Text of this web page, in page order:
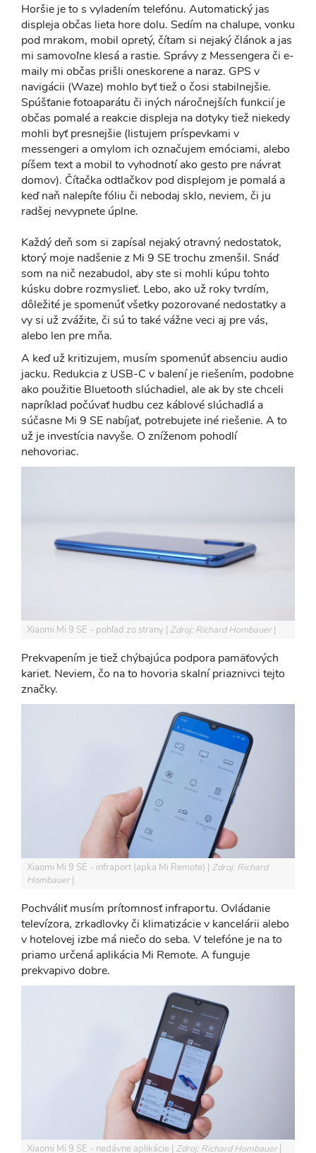
Horšie je to s vyladením telefónu. Automatický jas
displeja občas lieta hore dolu. Sedím na chalupe, vonku
pod mrakom, mobil opretý, čítam si nejaký článok a jas
mi samovoľne klesá a rastie. Správy z Messengera či e-
maily mi občas prišli oneskorene a naraz. GPS v
navigácii (Waze) mohlo byť tiež o čosi stabilnejšie.
Spúšťanie fotoaparátu či iných náročnejších funkcií je
občas pomalé a reakcie displeja na dotyky tiež niekedy
mohli byť presnejšie (listujem príspevkami v
messengeri a omylom ich označujem emóciami, alebo
píšem text a mobil to vyhodnotí ako gesto pre návrat
domov). Čítačka odtlačkov pod displejom je pomalá a
keď naň nalepíte fóliu či nebodaj sklo, neviem, či ju
radšej nevypnete úplne.
Každý deň som si zapísal nejaký otravný nedostatok,
ktorý moje nadšenie z Mi 9 SE trochu zmenšil. Snáď
som na nič nezabudol, aby ste si mohli kúpu tohto
kúsku dobre rozmyslieť. Lebo, ako už roky tvrdím,
dôležité je spomenúť všetky pozorované nedostatky a
vy si už zvážite, či sú to také vážne veci aj pre vás,
alebo len pre mňa.
A keď už kritizujem, musím spomenúť absenciu audio
jacku. Redukcia z USB-C v balení je riešením, podobne
ako použitie Bluetooth slúchadiel, ale ak by ste chceli
napríklad počúvať hudbu cez káblové slúchadlá a
súčasne Mi 9 SE nabíjať, potrebujete iné riešenie. A to
už je investícia navyše. O zníženom pohodlí
nehovoriac.
Xiaomi Mi 9 SE - pohľad zo strany Zdroj: Richard Hombauer
Prekvapením je tiež chýbajúca podpora pamäťových
kariet. Neviem, čo na to hovoria skalní priaznivci tejto
značky.
Xiaomi Mi 9 SE - infraport (apka Mi Remote)
Zdroj: Richard
Hombauer
Pochváliť musím prítomnosť infraportu. Ovládanie
televízora, zrkadlovky či klimatizácie v kancelárii alebo
v hotelovej izbe má niečo do seba. V telefóne je na to
priamo určená aplikácia Mi Remote. A funguje
prekvapivo dobre.
Xiaomi Mi 9 SE - nedávne aplikácie Zdroj: Richard Hombauer